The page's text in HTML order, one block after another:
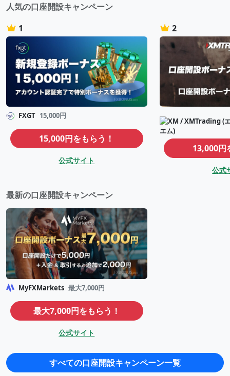
人気の口座開設キャンペーン
1
FXGT 15,000円
15,000円をもらう！
公式サイト
2
13,000円
公式
最新の口座開設キャンペーン
MyFXMarkets 最大7,000円
最大7,000円をもらう！
公式サイト
すべての口座開設キャンペーン一覧